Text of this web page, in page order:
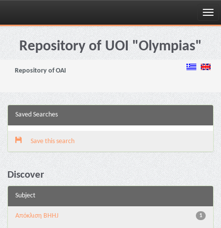
Skip
navigationRepository of UOI "Olympias"
Repository of OAI
Saved Searches
Save this search
Discover
Subject
1
Aπόκλιση BHHJ